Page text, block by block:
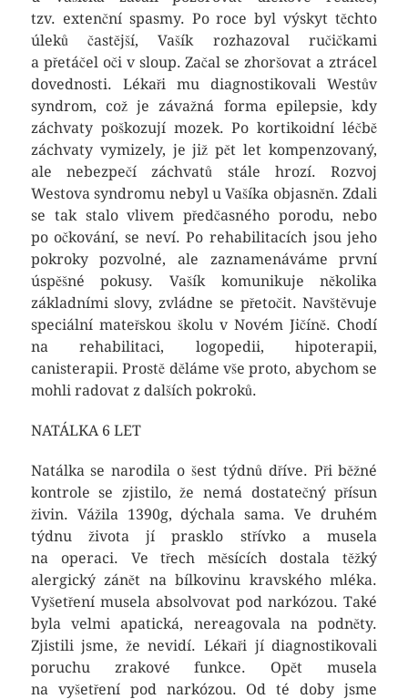
tzv. extenční spasmy. Po roce byl výskyt těchto
úleků častější, Vašík rozhazoval ručičkami
a přetáčel oči v sloup. Začal se zhoršovat a ztrácel
dovednosti. Lékaři mu diagnostikovali Westův
syndrom, což je závažná forma epilepsie, kdy
záchvaty poškozují mozek. Po kortikoidní léčbě
záchvaty vymizely, je již pět let kompenzovaný,
ale nebezpečí záchvatů stále hrozí. Rozvoj
Westova syndromu nebyl u Vašíka objasněn. Zdali
se tak stalo vlivem předčasného porodu, nebo
po očkování, se neví. Po rehabilitacích jsou jeho
pokroky pozvolné, ale zaznamenáváme první
úspěšné pokusy. Vašík komunikuje několika
základními slovy, zvládne se přetočit. Navštěvuje
speciální mateřskou školu v Novém Jičíně. Chodí
na rehabilitaci, logopedii, hipoterapii,
canisterapii. Prostě děláme vše proto, abychom se
mohli radovat z dalších pokroků.
NATÁLKA 6 LET
Natálka se narodila o šest týdnů dříve. Při běžné
kontrole se zjistilo, že nemá dostatečný přísun
živin. Vážila 1390g, dýchala sama. Ve druhém
týdnu života jí prasklo střívko a musela
na operaci. Ve třech měsících dostala těžký
alergický zánět na bílkovinu kravského mléka.
Vyšetření musela absolvovat pod narkózou. Také
byla velmi apatická, nereagovala na podněty.
Zjistili jsme, že nevidí. Lékaři jí diagnostikovali
poruchu zrakové funkce. Opět musela
na vyšetření pod narkózou. Od té doby jsme